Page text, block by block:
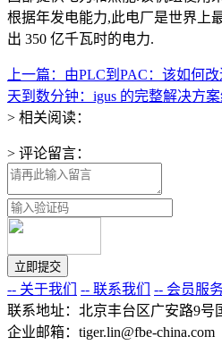
根据年发电能力,此电厂是世界上
出 350 亿千瓦时的电力.
上一篇：由PLC到PAC：该如何
天到数分钟：igus 的完整解决方案
> 相关阅读：
> 评论留言：
-- 关于我们 -- 联系我们 -- 会员服
联系地址：北京丰台区广安路9号
企业邮箱：tiger.lin@fbe-china.com